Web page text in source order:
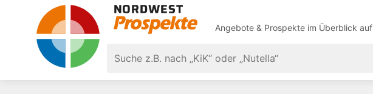
Angebote & Prospekte im Überblick auf